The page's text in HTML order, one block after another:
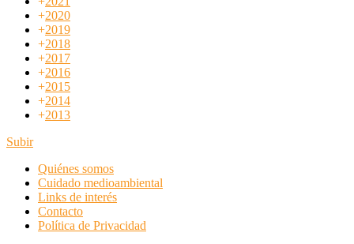
+2020
+2019
+2018
+2017
+2016
+2015
+2014
+2013
Subir
Quiénes somos
Cuidado medioambiental
Links de interés
Contacto
Política de Privacidad